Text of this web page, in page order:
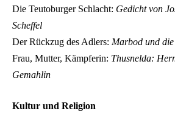
Die Teutoburger Schlacht: Gedicht von
Scheffel
Der Rückzug des Adlers: Marbod und
Frau, Mutter, Kämpferin: Thusnelda:
Gemahlin
Kultur und Religion